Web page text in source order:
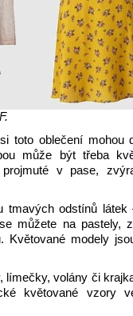
toto oblečení mohou
může být třeba
v pase,
tmavých odstínů látek
můžete na pastely,
Květované modely
límečky, volány či
květované vzory